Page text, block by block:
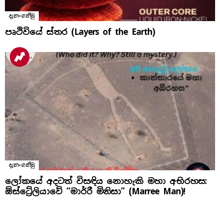
දැන-ගනිමු
පෘථිවියේ ස්තර (Layers of the Earth)
දැන-ගනිමු
ලෝකයේ අදටත් විසඳිය නොහැකි මහා අභිරහස:
ඕස්ට්‍රේලියාවේ “මාර්රී මිනිසා” (Marree Man)!